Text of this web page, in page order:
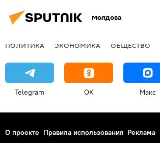
Молдова
ПОЛИТИКА ЭКОНОМИКА ОБЩЕСТВО
Telegram OK Макс
О проекте Правила использования Реклама